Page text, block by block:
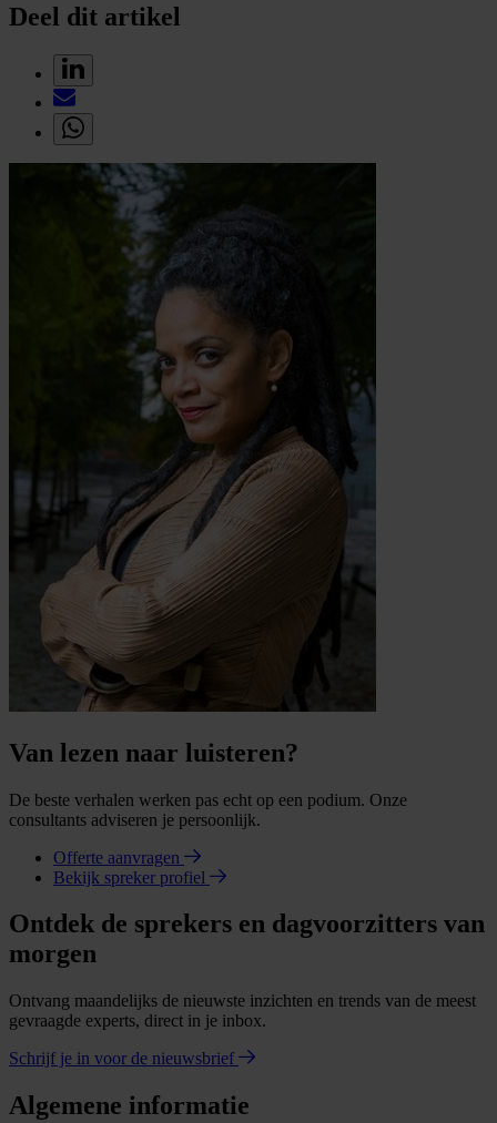
Deel dit artikel
Van lezen naar luisteren?
De beste verhalen werken pas echt op een podium. Onze
consultants adviseren je persoonlijk.
Offerte aanvragen
Bekijk spreker profiel
Ontdek de sprekers en dagvoorzitters van
morgen
Ontvang maandelijks de nieuwste inzichten en trends van de meest
gevraagde experts, direct in je inbox.
Schrijf je in voor de nieuwsbrief
Algemene informatie